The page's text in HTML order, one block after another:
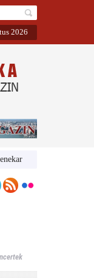
2026
Bemutatta 2024/25-